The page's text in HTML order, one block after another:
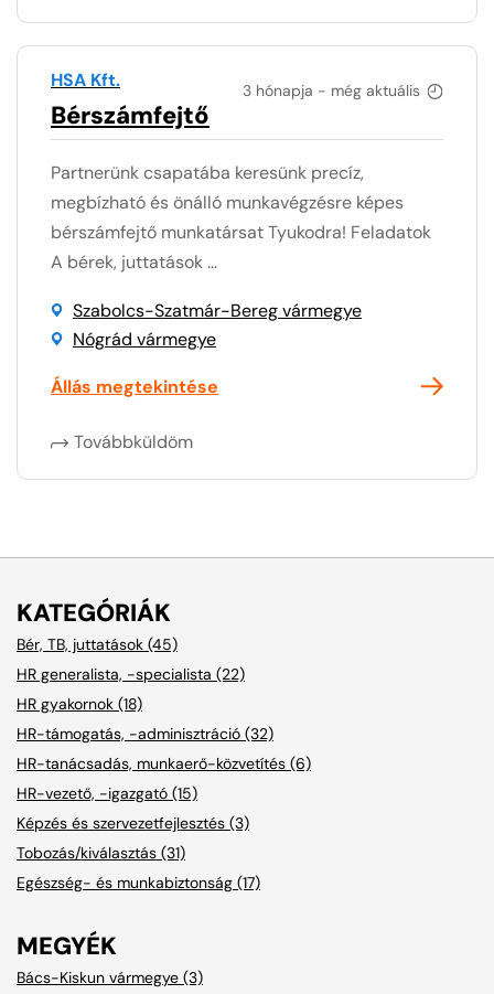
3 hónapja - még aktuális
HSA Kft.
Bérszámfejtő
Partnerünk csapatába keresünk precíz,
megbízható és önálló munkavégzésre képes
bérszámfejtő munkatársat Tyukodra! Feladatok
A bérek, juttatások ...
Szabolcs-Szatmár-Bereg vármegye
Nógrád vármegye
Állás megtekintése
Továbbküldöm
KATEGÓRIÁK
Bér, TB, juttatások (45)
HR generalista, -specialista (22)
HR gyakornok (18)
HR-támogatás, -adminisztráció (32)
HR-tanácsadás, munkaerő-közvetítés (6)
HR-vezető, -igazgató (15)
Képzés és szervezetfejlesztés (3)
Tobozás/kiválasztás (31)
Egészség- és munkabiztonság (17)
MEGYÉK
Bács-Kiskun vármegye (3)